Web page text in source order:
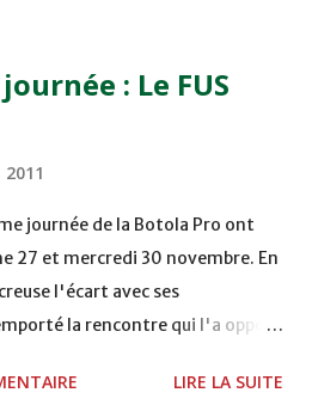
- OCS au COMPLEXE SPORTIF
Reporté pour cause de finale de la
: Le FUS
journée de la Botola Pro ont
27 et mercredi 30 novembre. En
l'écart avec ses
la rencontre qui l'a opposé
marque à la 38e pour lesLIRE LA SUITE